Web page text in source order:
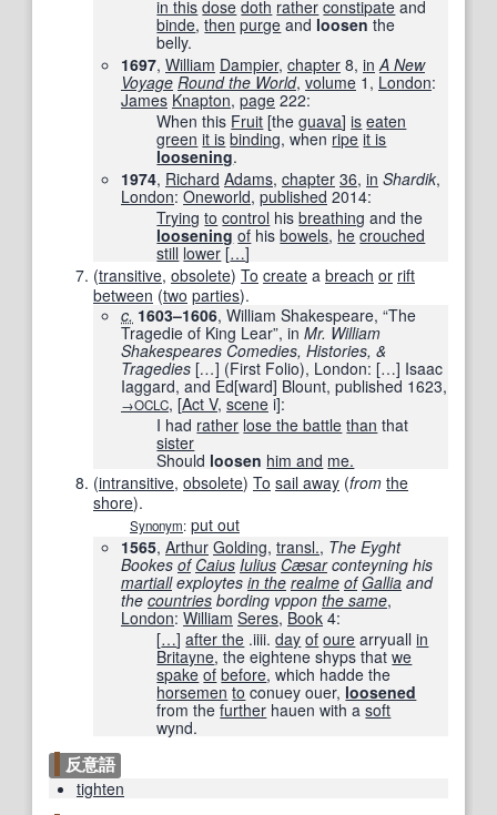
in this dose doth rather constipate and
binde,then purge and loosen the
belly.
1697, William Dampier, chapter 8, in A New
Voyage Round the World‎, volume 1, London:
James Knapton, page 222:
When this Fruit [theguava]is eaten
green it is binding, when ripe it is
loosening.
1974, Richard Adams, chapter 36, in Shardik‎,
London: Oneworld, published 2014:
Trying to control hisbreathing and the
loosening of hisbowels, he crouched
still lower […]
(transitive, obsolete) To create a breach or rift
between (two parties).
c. 1603–1606, William Shakespeare, “The
Tragedie of King Lear”, in Mr. William
Shakespeares Comedies, Histories, &
Tragedies […] (First Folio), London: […] Isaac
Iaggard, and Ed[ward] Blount, published 1623,
→OCLC, [Act V, scene i]:
I had rather lose the battle than that
sister
Should loosen him and me.
(intransitive, obsolete) To sail away (from the
shore).
Synonym: put out
1565, Arthur Golding, transl., The Eyght
Bookes of Caius Iulius Cæsarconteyning his
martiallexploytes in the realme of Galliaand
the countriesbording vppon the same‎,
London: William Seres, Book 4:
[…] after the .iiii.day of oure arryuallin
Britayne, the eightene shyps thatwe
spake of before, which hadde the
horsemen to conuey ouer, loosened
from thefurther hauen with asoft
wynd.
反意語
tighten